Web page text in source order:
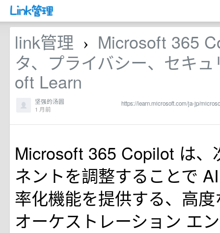
link管理 › Microsoft 365
タ、プライバシー、セキ
oft Learn
https://learn.microsoft.com/ja-jp/
坚强的汤圆
1 月前
Microsoft 365 Copilot は、
ネントを調整することで
率化機能を提供する、高
オーケストレーション エ